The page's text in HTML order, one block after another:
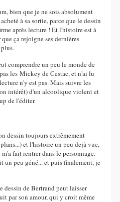
bien que je ne sois absolument
à sa sortie, parce que le dessin
après lecture ! Et l'histoire est à
ça rejoigne ses dernières
comprendre un peu le monde de
les Mickey de Cestac, et n'ai lu
n'y est pas. Mais suivre les
intérêt) d'un alcoolique violent et
de l'éditer.
dessin toujours extrêmement
et l'histoire un peu dejà vue,
fait rentrer dans le personnage.
un peu géné... et puis finalement, je
dessin de Bertrand peut laisser
par son amour, qui y croit même